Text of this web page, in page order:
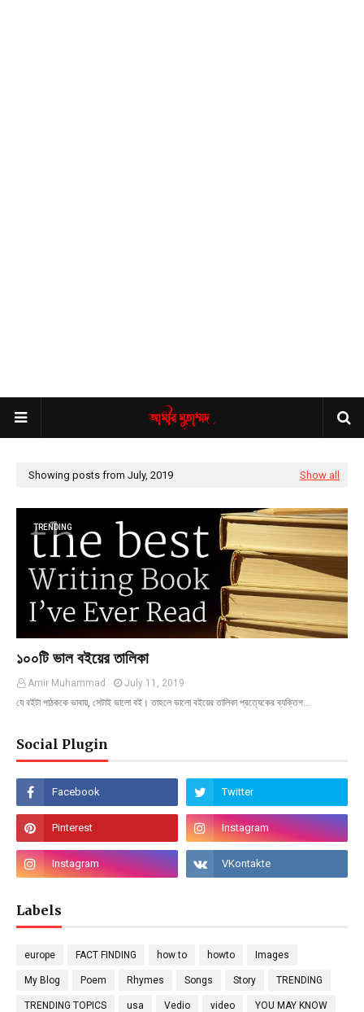
Showing posts from July, 2019 Show all
TRENDING
১০০টি ভাল বইয়ের তালিকা
Amir Muhammad
July 11, 2019
যে বইটা পাঠককে ভাবায়, সেটাই ভালো বই। তাহলে ভালো বইয়ের তালিকা প্রত্যেকের ব্যক্তিগ…
Social Plugin
Labels
europe FACT FINDING how to howto Images
My Blog Poem Rhymes Songs Story TRENDING
TRENDING TOPICS usa Vedio video YOU MAY KNOW